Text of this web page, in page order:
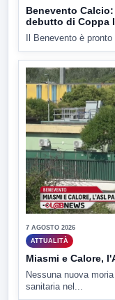
Benevento
debutto di Coppa
Il Benevento è
7 AGOSTO 2026
ATTUALITÀ
Miasmi e Calore,
Nessuna nuova
sanitaria nel...